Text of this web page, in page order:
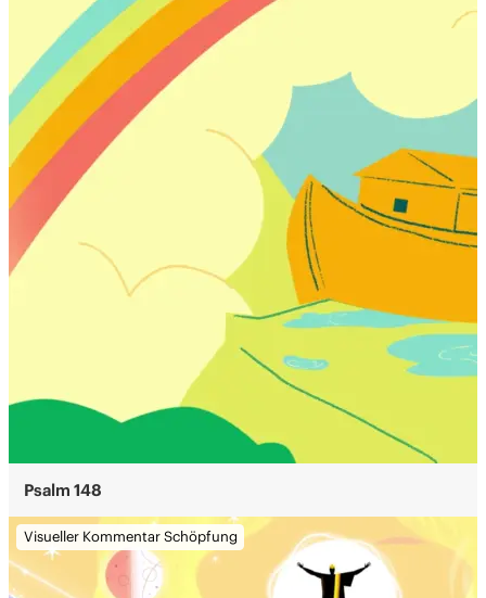
Psalm 148
Visueller Kommentar Schöpfung